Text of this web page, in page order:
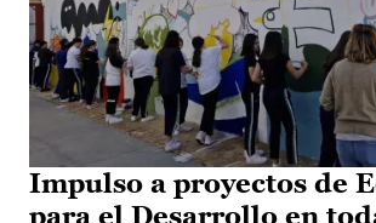
Impulso a proyectos de
para el Desarrollo en